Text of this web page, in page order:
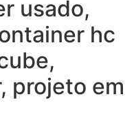
usado,
hc
projeto em